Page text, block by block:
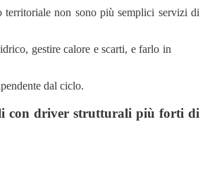
territoriale non sono più semplici servizi di
gestire calore e scarti, e farlo in
dal ciclo.
con driver strutturali più forti di